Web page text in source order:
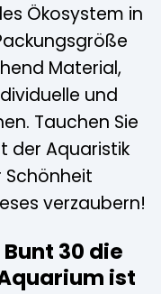
Ökosystem in
Material,
und
Tauchen Sie
der Aquaristik
Schönheit
verzaubern!
30 die
ist